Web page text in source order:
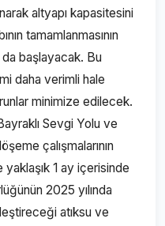
altyapı kapasitesini
tamamlanmasının
da başlayacak. Bu
daha verimli hale
minimize edilecek.
Sevgi Yolu ve
çalışmalarının
yaklaşık 1 ay içerisinde
2025 yılında
atıksu ve